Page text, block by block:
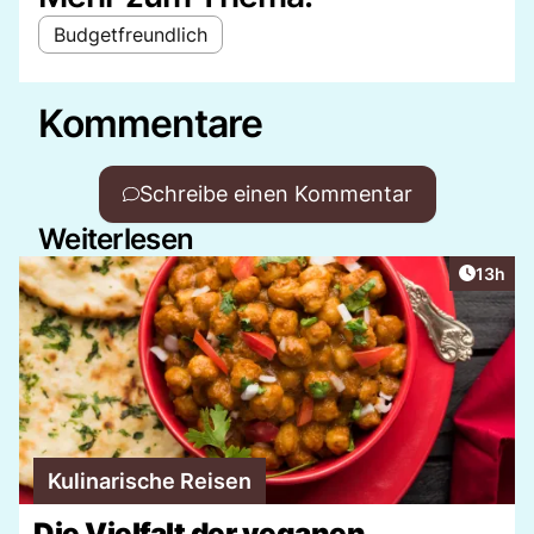
Budgetfreundlich
Kommentare
Schreibe einen Kommentar
Weiterlesen
Artikel
13h
Kulinarische Reisen